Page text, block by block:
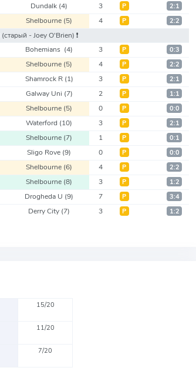
Dundalk (4) 3 Р 2:1
Shelbourne (5) 4 Р 2:2
(старый - Joey O'Brien) ❗️
Bohemians (4) 3 Р 0:3
Shelbourne (5) 4 Р 2:2
Shamrock R (1) 3 Р 2:1
Galway Uni (7) 2 Р 1:1
Shelbourne (5) 0 Р 0:0
Waterford (10) 3 Р 2:1
Shelbourne (7) 1 Р 0:1
Sligo Rove (9) 0 Р 0:0
Shelbourne (6) 4 Р 2:2
Shelbourne (8) 3 Р 1:2
Drogheda U (9) 7 Р 3:4
Derry City (7) 3 Р 1:2
15/20
11/20
7/20